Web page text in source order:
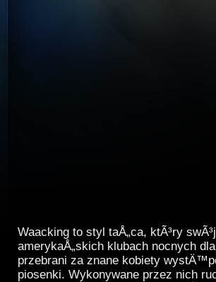
Waacking to styl taÅ„ca, ktÃ³ry
amerykaÅ„skich klubach nocnych
przebrani za znane kobiety
piosenki. Wykonywane przez nich